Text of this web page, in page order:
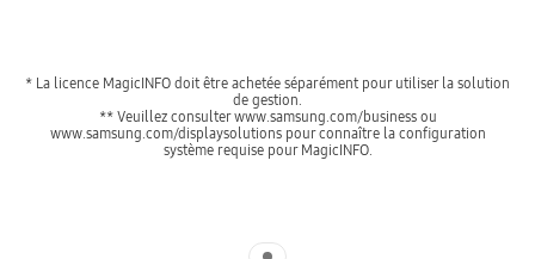
* La licence MagicINFO doit être achetée séparément pour utiliser la solution
de gestion.
** Veuillez consulter www.samsung.com/business ou
www.samsung.com/displaysolutions pour connaître la configuration
système requise pour MagicINFO.